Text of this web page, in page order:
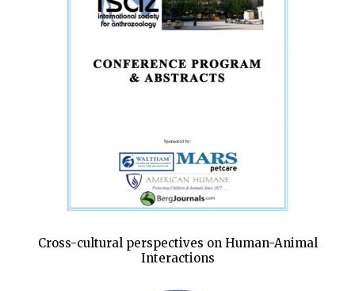
Cross-cultural perspectives on Human-Animal
Interactions